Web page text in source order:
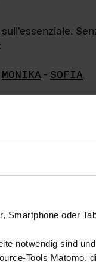
Smartphone oder
notwendig sind
Tools Matomo,
MONIKA - SOFIA
daDas ganze